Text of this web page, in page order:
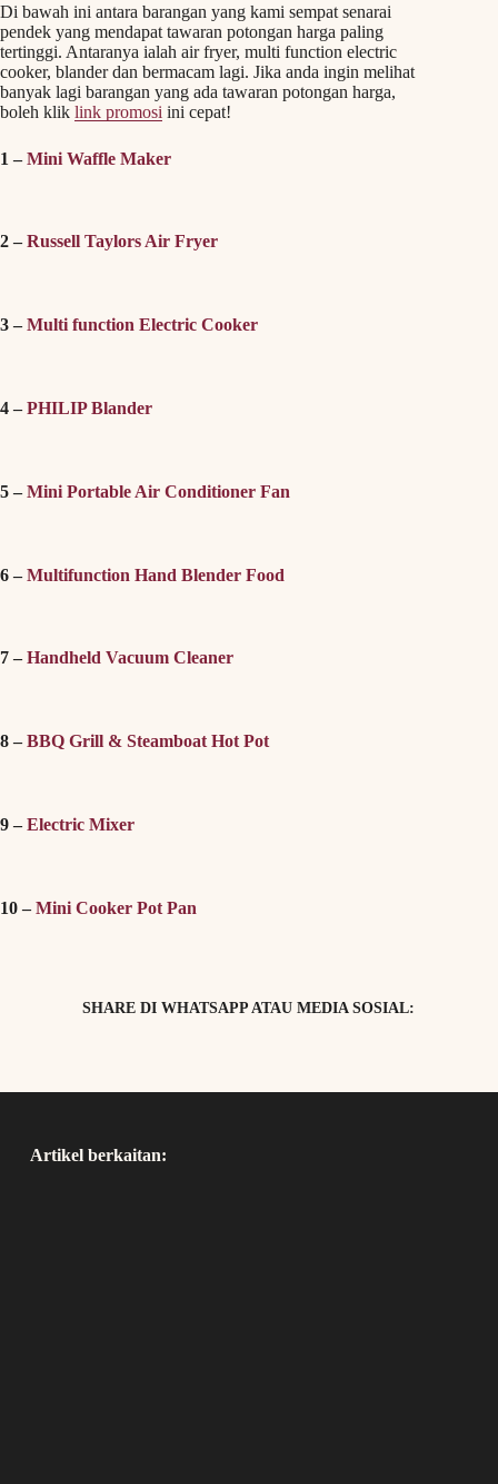
Di bawah ini antara barangan yang kami sempat senarai
pendek yang mendapat tawaran potongan harga paling
tertinggi. Antaranya ialah air fryer, multi function electric
cooker, blander dan bermacam lagi. Jika anda ingin melihat
banyak lagi barangan yang ada tawaran potongan harga,
boleh klik link promosi ini cepat!
1 –Mini Waffle Maker
2 –Russell Taylors Air Fryer
3 –Multi function Electric Cooker
4 –PHILIP Blander
5 –Mini Portable Air Conditioner Fan
6 –Multifunction Hand Blender Food
7 –Handheld Vacuum Cleaner
8 –BBQ Grill & Steamboat Hot Pot
9 –Electric Mixer
10 –Mini Cooker Pot Pan
SHARE DI WHATSAPP ATAU MEDIA SOSIAL:
Artikel berkaitan: